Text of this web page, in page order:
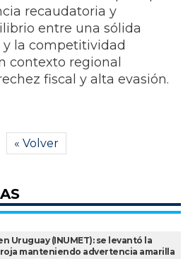
recaudatoria y
entre una sólida
y la competitividad
contexto regional
fiscal y alta evasión.
« Volver
Uruguay (INUMET): se levantó la
manteniendo advertencia amarilla